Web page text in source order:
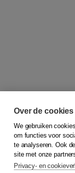
© 2026Koninklijke
Over de
We gebruiken
om functies voor
te analyseren. Ook
site met onze
Privacy- en